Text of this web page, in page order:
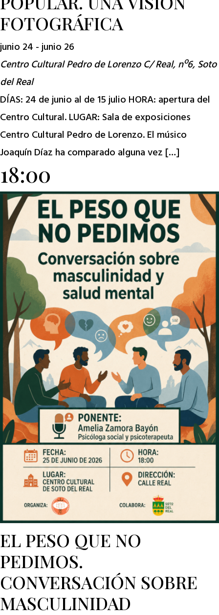
FOTOGRÁFICA
junio 24 -junio 26
Centro Cultural Pedro de LorenzoC/ Real, nº6, Soto
del Real
DÍAS: 24 de junio al de 15 julio HORA: apertura del
Centro Cultural. LUGAR: Sala de exposiciones
Centro Cultural Pedro de Lorenzo. El músico
Joaquín Díaz ha comparado alguna vez […]
18:00
EL PESO QUE NO
PEDIMOS.
CONVERSACIÓN SOBRE
MASCULINIDAD